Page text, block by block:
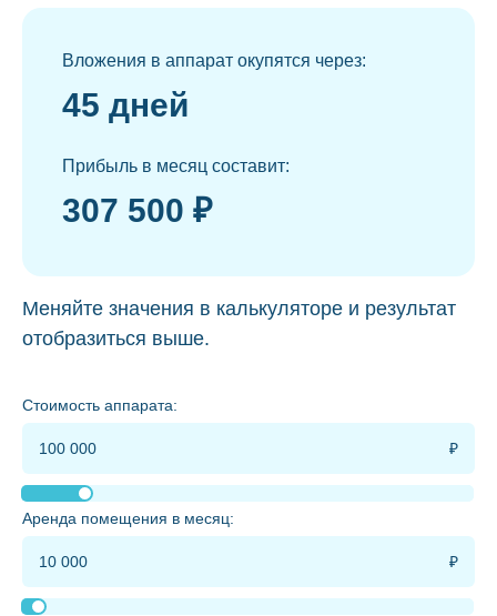
Стоимость аппарата:
Аренда помещения в месяц:
Вложения в аппарат окупятся через:
45 дней
Прибыль в месяц составит:
307 500 ₽
Меняйте значения в калькуляторе и результат
отобразиться выше.